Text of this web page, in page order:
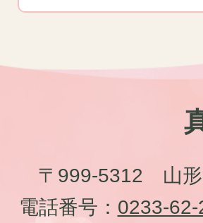
〒999-5312 山形
電話番号： 0233-62-